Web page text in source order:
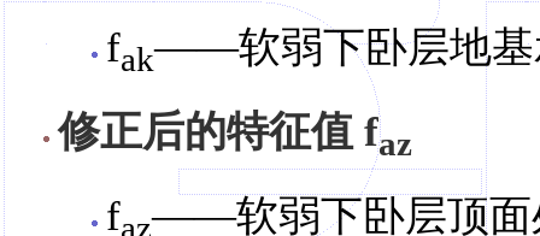
fak——软弱下卧层地基
修正后的特征值 faz
faz——软弱下卧层顶面